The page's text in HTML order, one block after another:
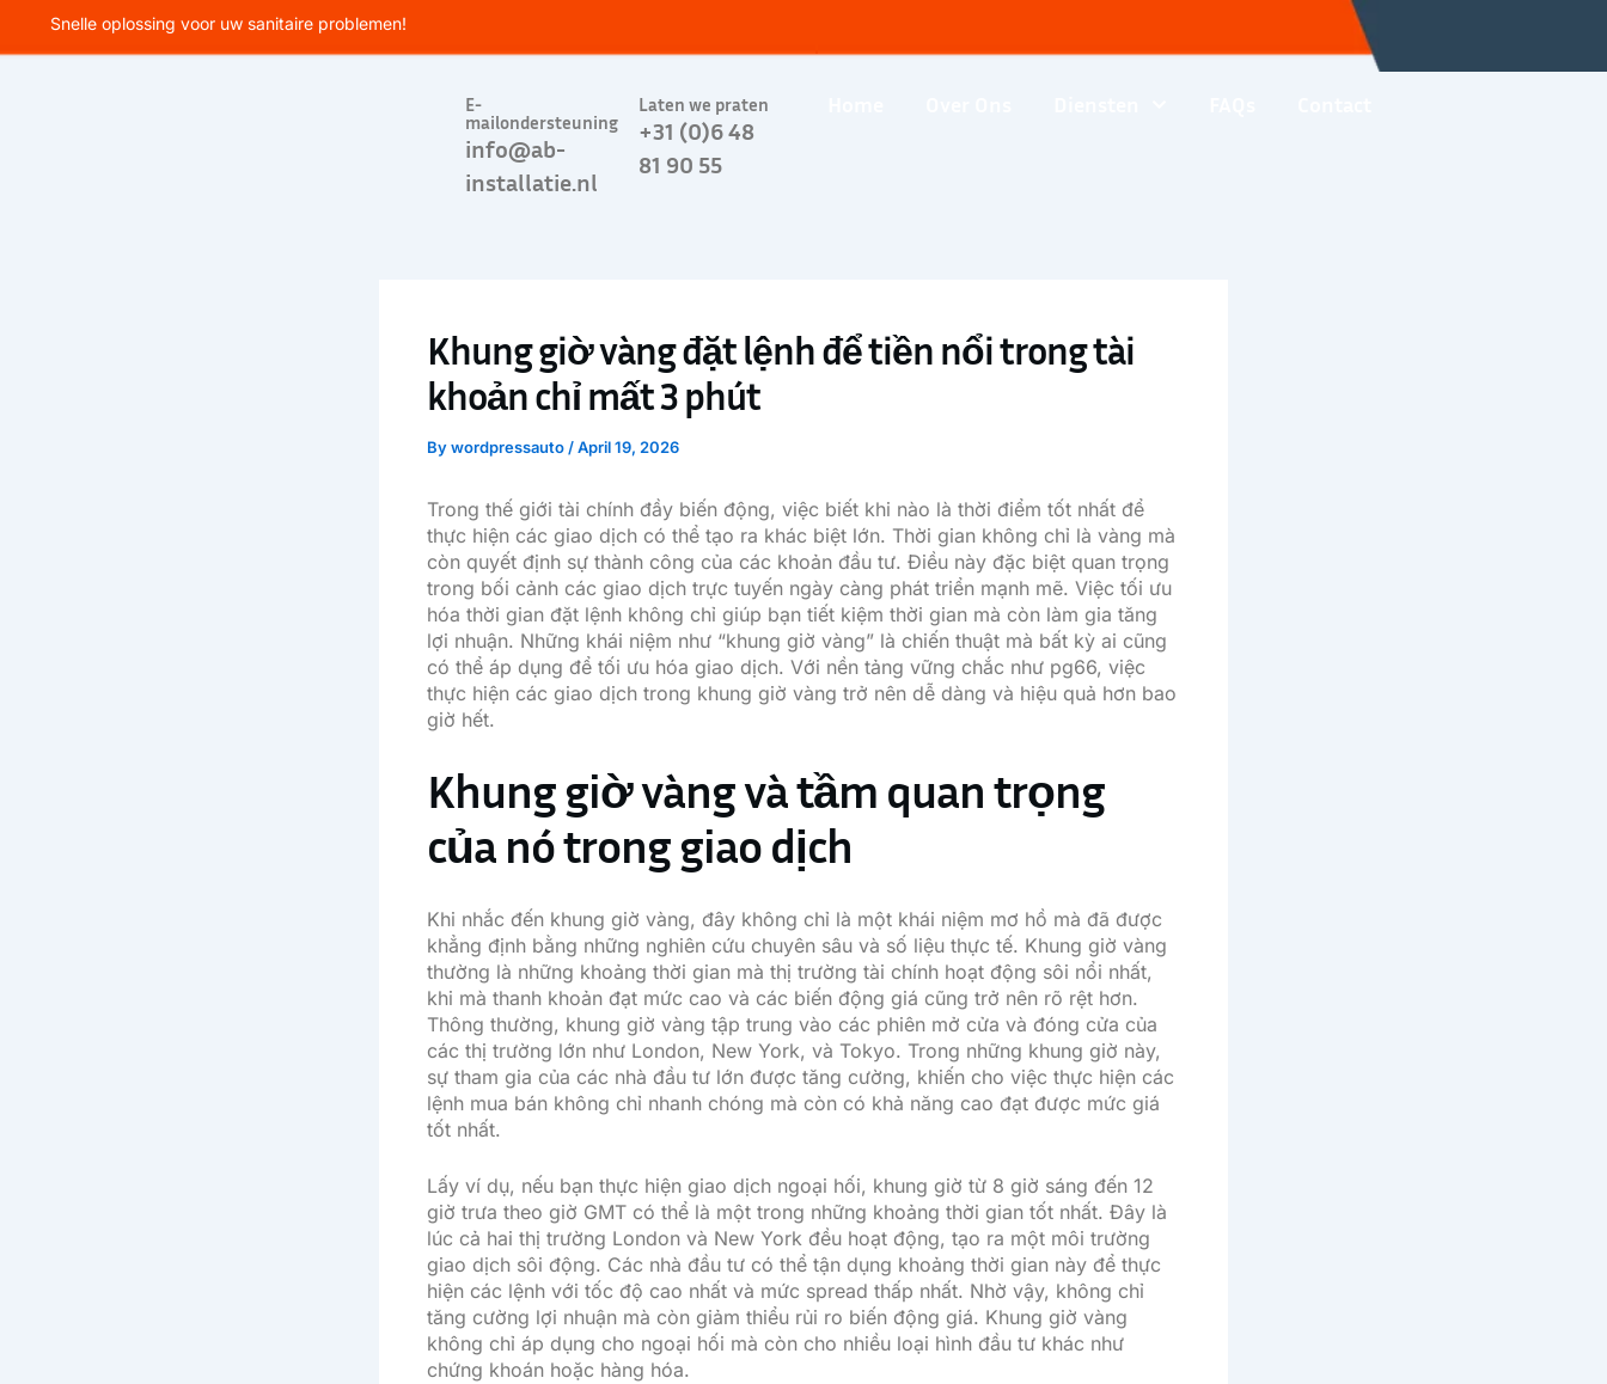
Snelle oplossing voor uw sanitaire problemen!
E-
mailondersteuning
info@ab-
installatie.nl
Laten we praten
+31 (0)6 48
81 90 55
Khung giờ vàng đặt lệnh để tiền nổi trong tài
khoản chỉ mất 3 phút
Bywordpressauto /April 19, 2026
Trong thế giới tài chính đầy biến động, việc biết khi nào là thời điểm tốt nhất để
thực hiện các giao dịch có thể tạo ra khác biệt lớn. Thời gian không chỉ là vàng mà
còn quyết định sự thành công của các khoản đầu tư. Điều này đặc biệt quan trọng
trong bối cảnh các giao dịch trực tuyến ngày càng phát triển mạnh mẽ. Việc tối ưu
hóa thời gian đặt lệnh không chỉ giúp bạn tiết kiệm thời gian mà còn làm gia tăng
lợi nhuận. Những khái niệm như “khung giờ vàng” là chiến thuật mà bất kỳ ai cũng
có thể áp dụng để tối ưu hóa giao dịch. Với nền tảng vững chắc như pg66, việc
thực hiện các giao dịch trong khung giờ vàng trở nên dễ dàng và hiệu quả hơn bao
giờ hết.
Khung giờ vàng và tầm quan trọng
của nó trong giao dịch
Khi nhắc đến khung giờ vàng, đây không chỉ là một khái niệm mơ hồ mà đã được
khẳng định bằng những nghiên cứu chuyên sâu và số liệu thực tế. Khung giờ vàng
thường là những khoảng thời gian mà thị trường tài chính hoạt động sôi nổi nhất,
khi mà thanh khoản đạt mức cao và các biến động giá cũng trở nên rõ rệt hơn.
Thông thường, khung giờ vàng tập trung vào các phiên mở cửa và đóng cửa của
các thị trường lớn như London, New York, và Tokyo. Trong những khung giờ này,
sự tham gia của các nhà đầu tư lớn được tăng cường, khiến cho việc thực hiện các
lệnh mua bán không chỉ nhanh chóng mà còn có khả năng cao đạt được mức giá
tốt nhất.
Lấy ví dụ, nếu bạn thực hiện giao dịch ngoại hối, khung giờ từ 8 giờ sáng đến 12
giờ trưa theo giờ GMT có thể là một trong những khoảng thời gian tốt nhất. Đây là
lúc cả hai thị trường London và New York đều hoạt động, tạo ra một môi trường
giao dịch sôi động. Các nhà đầu tư có thể tận dụng khoảng thời gian này để thực
hiện các lệnh với tốc độ cao nhất và mức spread thấp nhất. Nhờ vậy, không chỉ
tăng cường lợi nhuận mà còn giảm thiểu rủi ro biến động giá. Khung giờ vàng
không chỉ áp dụng cho ngoại hối mà còn cho nhiều loại hình đầu tư khác như
chứng khoán hoặc hàng hóa.